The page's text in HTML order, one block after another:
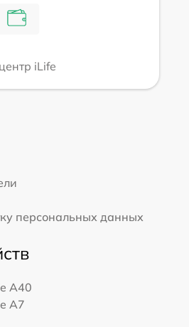
iLife
персональных данных
A40
A7